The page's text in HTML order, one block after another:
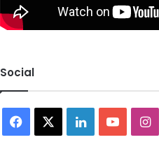
Social
Facebook LinkedIn